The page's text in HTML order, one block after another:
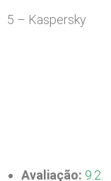
5 – Kaspersky
Avaliação: 9.2